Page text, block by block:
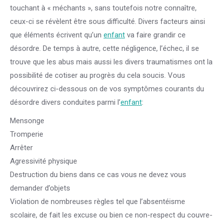
touchant à « méchants », sans toutefois notre connaître,
ceux-ci se révèlent être sous difficulté. Divers facteurs ainsi
que éléments écrivent qu’un enfant va faire grandir ce
désordre. De temps à autre, cette négligence, l’échec, il se
trouve que les abus mais aussi les divers traumatismes ont la
possibilité de cotiser au progrès du cela soucis. Vous
découvrirez ci-dessous on de vos symptômes courants du
désordre divers conduites parmi l’enfant:
Mensonge
Tromperie
Arrêter
Agressivité physique
Destruction du biens dans ce cas vous ne devez vous
demander d’objets
Violation de nombreuses règles tel que l’absentéisme
scolaire, de fait les excuse ou bien ce non-respect du couvre-